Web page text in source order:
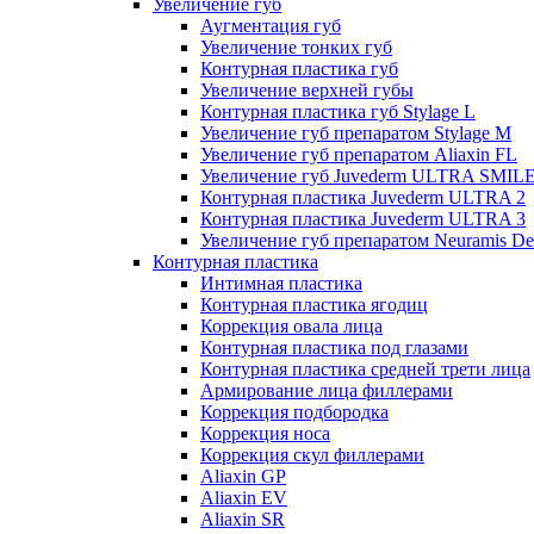
Увеличение губ
Аугментация губ
Увеличение тонких губ
Контурная пластика губ
Увеличение верхней губы
Контурная пластика губ Stylage L
Увеличение губ препаратом Stylage M
Увеличение губ препаратом Aliaxin FL
Увеличение губ Juvederm ULTRA
Контурная пластика Juvederm ULTRA 2
Контурная пластика Juvederm ULTRA 3
Увеличение губ препаратом Neuramis
Контурная пластика
Интимная пластика
Контурная пластика ягодиц
Коррекция овала лица
Контурная пластика под глазами
Контурная пластика средней трети лица
Армирование лица филлерами
Коррекция подбородка
Коррекция носа
Коррекция скул филлерами
Aliaxin GP
Aliaxin EV
Aliaxin SR